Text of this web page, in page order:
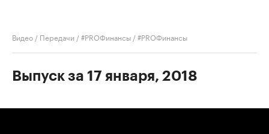
Видео / Передачи /#PROФинансы /#PROФинансы
Выпуск за 17 января, 2018